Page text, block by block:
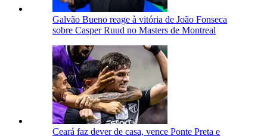
Galvão Bueno reage à vitória de João Fonseca
sobre Casper Ruud no Masters de Montreal
Ceará faz dever de casa, vence Ponte Preta e